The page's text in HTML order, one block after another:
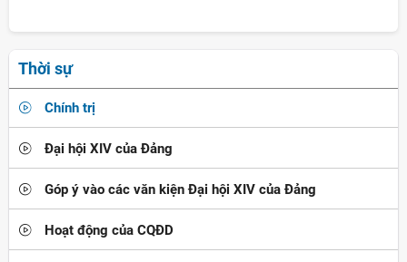
Thời sự
Chính trị
Đại hội XIV của Đảng
Góp ý vào các văn kiện Đại hội XIV của Đảng
Hoạt động của CQĐD